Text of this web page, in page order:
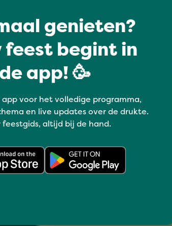
2026 Talent tour: Opening
YOX
genieten?
feest begint in
de app! 🥳
app voor het volledige programma,
en live updates over de drukte.
altijd bij de hand.